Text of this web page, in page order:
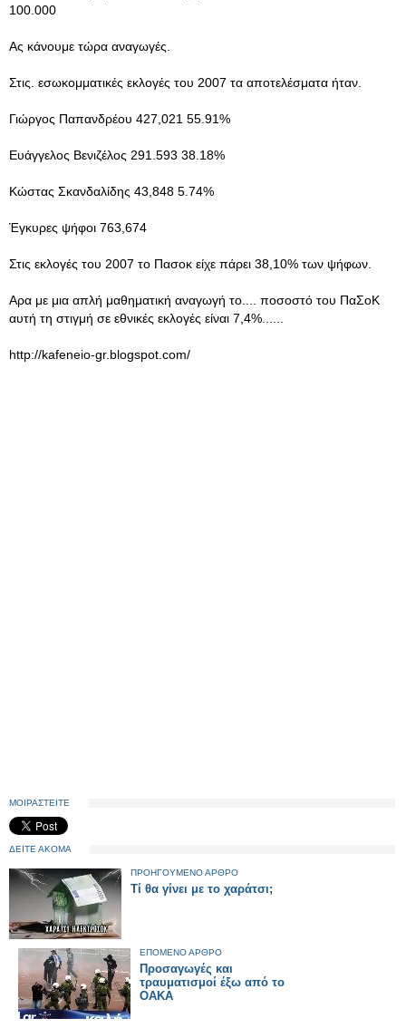
100.000
Ας κάνουμε τώρα αναγωγές.
Στις. εσωκομματικές εκλογές του 2007 τα αποτελέσματα ήταν.
Γιώργος Παπανδρέου 427,021 55.91%
Ευάγγελος Βενιζέλος 291.593 38.18%
Κώστας Σκανδαλίδης 43,848 5.74%
Έγκυρες ψήφοι 763,674
Στις εκλογές του 2007 το Πασοκ είχε πάρει 38,10% των ψήφων.
Αρα με μια απλή μαθηματική αναγωγή το.... ποσοστό του ΠαΣοΚ
αυτή τη στιγμή σε εθνικές εκλογές είναι 7,4%......
http://kafeneio-gr.blogspot.com/
ΜΟΙΡΑΣΤΕΙΤΕ
ΔΕΙΤΕ ΑΚΟΜΑ
ΠΡΟΗΓΟΥΜΕΝΟ ΑΡΘΡΟ
Τί θα γίνει με το χαράτσι;
ΕΠΟΜΕΝΟ ΑΡΘΡΟ
Προσαγωγές και
τραυματισμοί έξω από το
ΟΑΚΑ